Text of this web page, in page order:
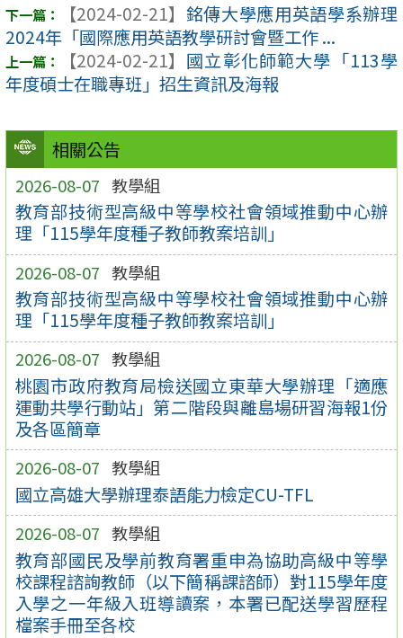
相關公告
2026-08-07 教學組
教育部技術型高級中等學校社會領域推動中心辦
理「115學年度種子教師教案培訓」
2026-08-07 教學組
教育部技術型高級中等學校社會領域推動中心辦
理「115學年度種子教師教案培訓」
2026-08-07 教學組
桃園市政府教育局檢送國立東華大學辦理「適應
運動共學行動站」第二階段與離島場研習海報1份
及各區簡章
2026-08-07 教學組
國立高雄大學辦理泰語能力檢定CU-TFL
2026-08-07 教學組
教育部國民及學前教育署重申為協助高級中等學
校課程諮詢教師（以下簡稱課諮師）對115學年度
入學之一年級入班導讀案，本署已配送學習歷程
檔案手冊至各校
【2024-02-21】 銘傳大學應用英語學系辦理
2024年「國際應用英語教學研討會暨工作 ...
【2024-02-21】 國立彰化師範大學「113學
年度碩士在職專班」招生資訊及海報